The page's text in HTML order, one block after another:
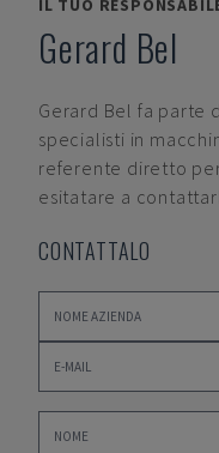
IL TUO
Gerard Bel
Gerard Bel fa parte
specialisti in
referente diretto
esitatare a
CONTATTALO